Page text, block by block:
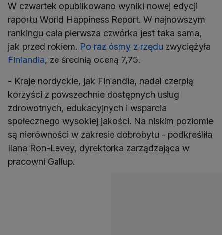
W czwartek opublikowano wyniki nowej edycji
raportu World Happiness Report. W najnowszym
rankingu cała pierwsza czwórka jest taka sama,
jak przed rokiem. Po raz ósmy z rzędu zwyciężyła
Finlandia, ze średnią oceną 7,75.
- Kraje nordyckie, jak Finlandia, nadal czerpią
korzyści z powszechnie dostępnych usług
zdrowotnych, edukacyjnych i wsparcia
społecznego wysokiej jakości. Na niskim poziomie
są nierówności w zakresie dobrobytu - podkreśliła
Ilana Ron-Levey, dyrektorka zarządzająca w
pracowni Gallup.